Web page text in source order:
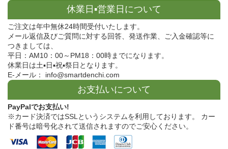
休業日▪営業日について
ご注文は年中無休24時間受付いたします。
メール返信及びご質問に対する回答、発送作業、ご入金確認等に
つきましては、
平日：AM10：00～PM18：00時までになります。
休業日は土▪日▪祝▪祭日となります。
E-メール： info@smartdenchi.com
お支払いについて
PayPalでお支払い!
※カード決済ではSSLというシステムを利用しております。 カー
ド番号は暗号化されて送信されますのでご安心ください。